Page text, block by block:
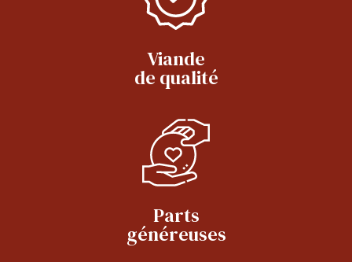
Viande
de qualité
Parts
généreuses